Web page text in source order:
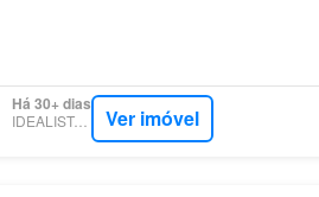
Há 30+ dias
IDEALISTA.PT Ver imóvel